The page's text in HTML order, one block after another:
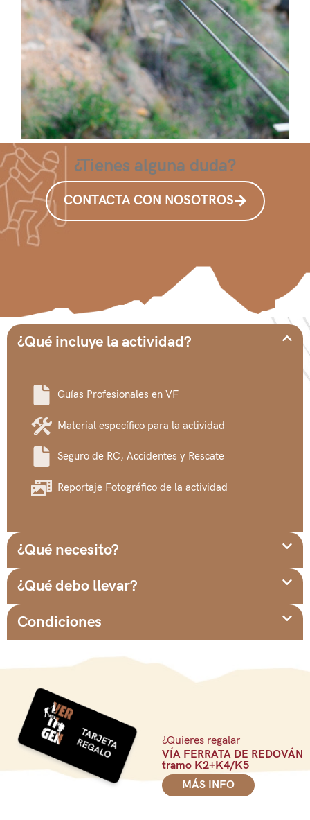
¿Tienes alguna duda?
CONTACTA CON NOSOTROS
¿Qué incluye la actividad?
Guías Profesionales en VF
Material específico para la actividad
Seguro de RC, Accidentes y Rescate
Reportaje Fotográfico de la actividad
¿Qué necesito?
¿Qué debo llevar?
Condiciones
¿Quieres regalar
VÍA FERRATA DE REDOVÁN
tramo K2+K4/K5
MÁS INFO